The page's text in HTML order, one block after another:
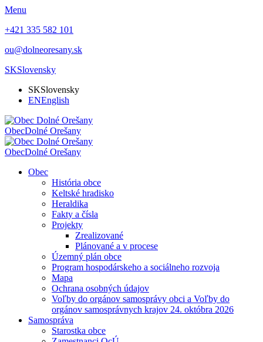
Menu
+421 335 582 101
ou@dolneoresany.sk
SKSlovensky
SKSlovensky
ENEnglish
ObecDolné Orešany
ObecDolné Orešany
Obec
História obce
Keltské hradisko
Heraldika
Fakty a čísla
Projekty
Zrealizované
Plánované a v procese
Územný plán obce
Program hospodárskeho a sociálneho rozvoja
Mapa
Ochrana osobných údajov
Voľby do orgánov samosprávy obci a Voľby do
orgánov samosprávnych krajov 24. októbra 2026
Samospráva
Starostka obce